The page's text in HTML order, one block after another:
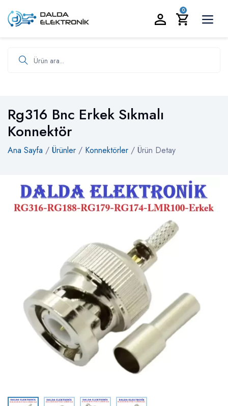
0
Rg316 Bnc Erkek Sıkmalı
Konnektör
Ana Sayfa / Ürünler / Konnektörler / Ürün Detay